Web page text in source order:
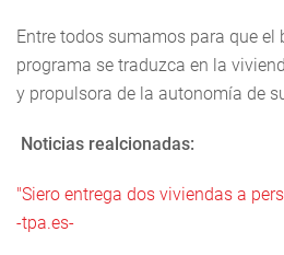
Entre todos sumamos para que
programa se traduzca en la
y propulsora de la autonomía de
Noticias realcionadas:
"Siero entrega dos viviendas a
-tpa.es-